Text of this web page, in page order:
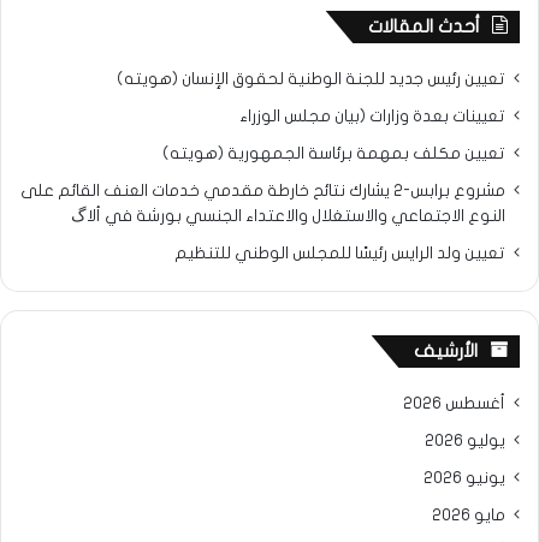
أحدث المقالات
تعيين رئيس جديد للجنة الوطنية لحقوق الإنسان (هويته)
تعيينات بعدة وزارات (بيان مجلس الوزراء
تعيين مكلف بمهمة برئاسة الجمهورية (هويته)
مشروع برابس-2 يشارك نتائح خارطة مقدمي خدمات العنف القائم على
النوع الاجتماعي والاستغلال والاعتداء الجنسي بورشة في ألاگ
تعيين ولد الرايس رئيسًا للمجلس الوطني للتنظيم
الأرشيف
أغسطس 2026
يوليو 2026
يونيو 2026
مايو 2026